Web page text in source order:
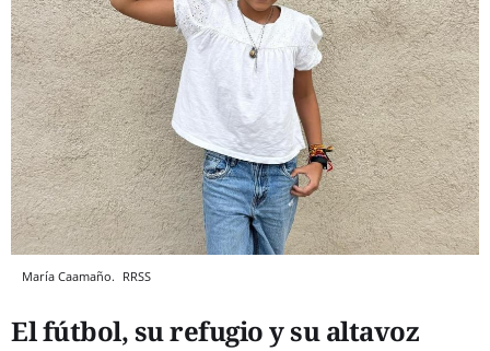
María Caamaño. RRSS
El fútbol, su refugio y su altavoz